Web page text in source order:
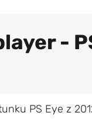
-
PS Eye z